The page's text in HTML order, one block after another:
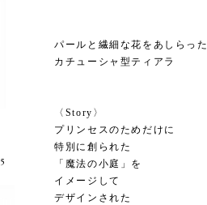
5
パールと繊細な花をあしらった
カチューシャ型ティアラ
〈Story〉
プリンセスのためだけに
特別に創られた
「魔法の小庭」を
イメージして
デザインされた